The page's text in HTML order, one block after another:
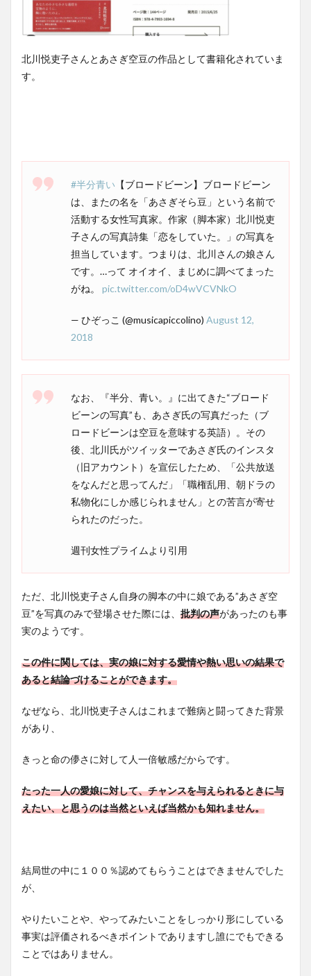
北川悦吏子さんとあさぎ空豆の作品として書籍化されていま
す。
#半分青い 【ブロードビーン】ブロードビーン
は、またの名を「あさぎそら豆」という名前で
活動する女性写真家。作家（脚本家）北川悦吏
子さんの写真詩集「恋をしていた。」の写真を
担当しています。つまりは、北川さんの娘さん
です。…って オイオイ、まじめに調べてまった
がね。 pic.twitter.com/oD4wVCVNkO
— ひぞっこ (@musicapiccolino) August 12,
2018
なお、『半分、青い。』に出てきた“ブロード
ビーンの写真”も、あさぎ氏の写真だった（ブ
ロードビーンは空豆を意味する英語）。その
後、北川氏がツイッターであさぎ氏のインスタ
（旧アカウント）を宣伝したため、「公共放送
をなんだと思ってんだ」「職権乱用、朝ドラの
私物化にしか感じられません」との苦言が寄せ
られたのだった。
週刊女性プライムより引用
ただ、北川悦吏子さん自身の脚本の中に娘である”あさぎ空
豆”を写真のみで登場させた際には、 批判の声があったのも事
実のようです。
この件に関しては、実の娘に対する愛情や熱い思いの結果で
あると結論づけることができます。
なぜなら、北川悦吏子さんはこれまで難病と闘ってきた背景
があり、
きっと命の儚さに対して人一倍敏感だからです。
たった一人の愛娘に対して、チャンスを与えられるときに与
えたい、と思うのは当然といえば当然かも知れません。
結局世の中に１００％認めてもらうことはできませんでした
が、
やりたいことや、やってみたいことをしっかり形にしている
事実は評価されるべきポイントでありますし誰にでもできる
ことではありません。